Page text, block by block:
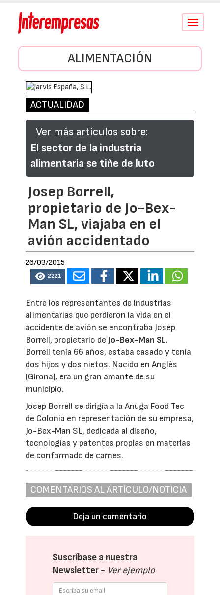
Conmutar
ALIMENTACIÓN
ACTUALIDAD
Ver más artículos sobre:
El sector de la industria
alimentaria se tiñe de luto
Josep Borrell,
propietario de Jo-Bex-
Man SL, viajaba en el
avión accidentado
26/03/2015
2221
Entre los representantes de industrias
alimentarias que perdieron la vida en el
accidente de avión se encontraba Josep
Borrell, propietario deJo-Bex-Man SL.
Borrell tenía 66 años, estaba casado y tenía
dos hijos y dos nietos. Nacido en Anglès
(Girona), era un gran amante de su
municipio.
Josep Borrell se dirigía a la Anuga Food Tec
de Colonia en representación de su empresa,
Jo-Bex-Man SL, dedicada al diseño,
tecnologías y patentes propias en materias
de conformado de carnes.
COMENTARIOS AL ARTÍCULO/NOTICIA
Deja un comentario
Suscríbase a nuestra
Newsletter - Ver ejemplo